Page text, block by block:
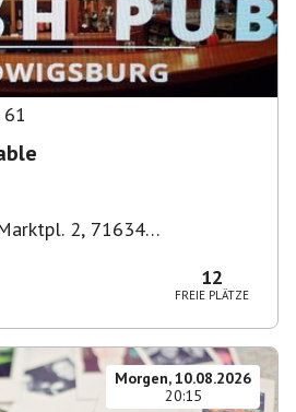
61
2, 71634
12
FREIE PLÄTZE
Morgen, 10.08.2026
20:15